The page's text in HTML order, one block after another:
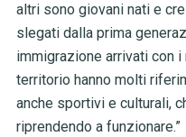
altri sono giovani nati e
slegati dalla prima
immigrazione arrivati con
territorio hanno molti
anche sportivi e culturali,
riprendendo a funzionare.”